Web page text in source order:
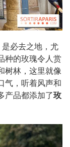
必去之地，尤
种的玫瑰令人赏
树林，这里就像
气，听着风声和
产品都添加了玫